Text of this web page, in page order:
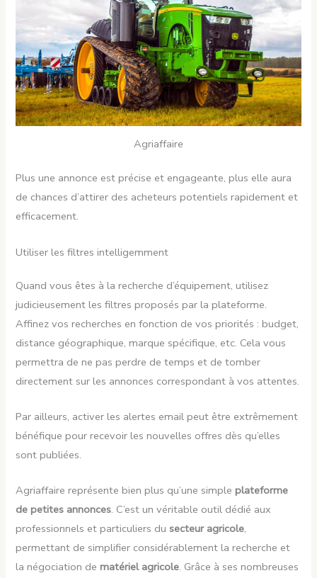
Agriaffaire
Plus une annonce est précise et engageante, plus elle aura
de chances d’attirer des acheteurs potentiels rapidement et
efficacement.
Utiliser les filtres intelligemment
Quand vous êtes à la recherche d’équipement, utilisez
judicieusement les filtres proposés par la plateforme.
Affinez vos recherches en fonction de vos priorités : budget,
distance géographique, marque spécifique, etc. Cela vous
permettra de ne pas perdre de temps et de tomber
directement sur les annonces correspondant à vos attentes.
Par ailleurs, activer les alertes email peut être extrêmement
bénéfique pour recevoir les nouvelles offres dès qu’elles
sont publiées.
Agriaffaire représente bien plus qu’une simpleplateforme
de petites annonces. C’est un véritable outil dédié aux
professionnels et particuliers dusecteur agricole,
permettant de simplifier considérablement la recherche et
la négociation dematériel agricole. Grâce à ses nombreuses